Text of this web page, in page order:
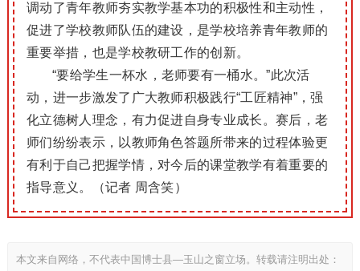
调动了青年教师夯实教学基本功的积极性和主动性，
促进了学校教师队伍的建设，是学校培养青年教师的
重要举措，也是学校教研工作的创新。
“要给学生一杯水，老师要有一桶水。”此次活
动，进一步激发了广大教师积极践行“工匠精神”，强
化立德树人理念，有力促进自身专业成长。赛后，老
师们纷纷表示，以教师角色答题所带来的过程体验更
有利于自己把握学情，对今后的课堂教学有着重要的
指导意义。（记者 周含笑）
本文来自网络，不代表中国博士县—玉山之窗立场。转载请注明出处：